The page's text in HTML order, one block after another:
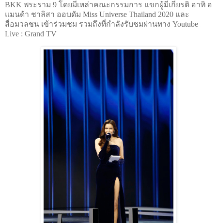
BKK พระราม 9 โดยมีเหล่าคณะกรรมการ แขกผู้มีเกียรติ อาทิ อ
แมนด้า ชาลิสา ออบดัม Miss Universe Thailand 2020 และ
สื่อมวลชน เข้าร่วมชม รวมถึงที่กำลังรับชมผ่านทาง Youtube
Live : Grand TV